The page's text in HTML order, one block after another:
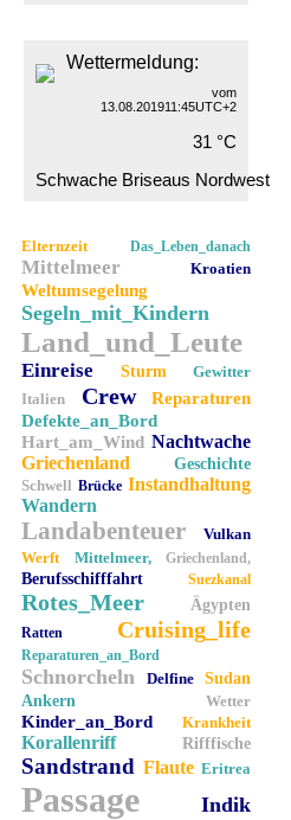
Wettermeldung:
vom
13.08.201911:45UTC+2
31 °C
Schwache Briseaus Nordwest
Elternzeit Das_Leben_danach
Mittelmeer Kroatien
Weltumsegelung
Segeln_mit_Kindern
Land_und_Leute
Einreise Sturm
Gewitter
Italien
Crew
Reparaturen
Defekte_an_Bord
Hart_am_Wind Nachtwache
Griechenland
Geschichte
Schwell Brücke Instandhaltung
Wandern
Landabenteuer
Vulkan
Werft
Mittelmeer, Griechenland,
Berufsschifffahrt Suezkanal
Rotes_Meer Ägypten
Ratten Cruising_life
Reparaturen_an_Bord
Schnorcheln Delfine
Sudan
Ankern
Wetter
Kinder_an_Bord Krankheit
Korallenriff Rifffische
Sandstrand Flaute Eritrea
Passage Indik